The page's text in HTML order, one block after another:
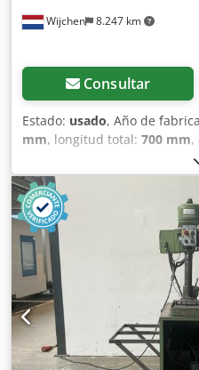
Wijchen 8.247 km
Consultar
Estado: usado, Año de
mm, longitud total: 700 mm,
en vacío: 200 kg - Año de
Documentación disponible:
Potencia [kW]: 1,1 -
de la mesa [mm]: 290 -
80 - Capacidad de
husillo y la mesa [mm]: 225 -
[rpm]: 210 - Velocidad
Dimensiones para el
mm (largo x ancho x alto) -
200 kg - Bultos para el
Información financiera IVA:
IVA IVA/Régimen de recargo